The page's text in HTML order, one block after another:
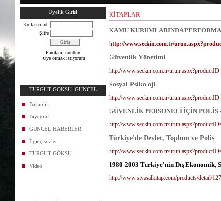
Üyelik Girişi
Kullanıcı adı
Şifre
Parolamı unuttum
Üye olmak istiyorum
TURGUT GOKSU- GUNCEL
Bakanlık
Biyografi
GÜNCEL HABERLER
İlginç sözler
TURGUT GÖKSU
Video
KİTAPLAR
KAMU KURUMLARINDA
http://www.seckin.com.tr/
Güvenlik Yönetimi
http://www.seckin.com.tr/
Sosyal Psikoloji
http://www.seckin.com.tr/
GÜVENLİK PERSONELİ İÇİN
http://www.seckin.com.tr/
Türkiye'de Devlet, Toplum ve Polis
http://www.seckin.com.tr/
1980-2003 Türkiye'nin Dış Ekonomik,
http://www.siyasalkitap.com/products/detail/127